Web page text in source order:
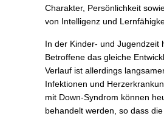
Charakter, Persönlichkeit
von Intelligenz und
In der Kinder- und Jugendzeit
Betroffene das gleiche
Verlauf ist allerdings
Infektionen und
mit Down-Syndrom können
behandelt werden, so dass die